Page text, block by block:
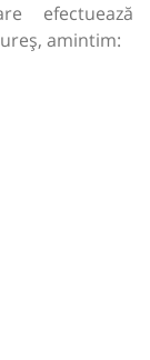
efectuează
amintim: